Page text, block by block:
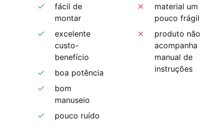
fácil de
montar
excelente
custo-
benefício
boa potência
bom
manuseio
pouco ruído
material um
pouco frágil
produto não
acompanha
manual de
instruções